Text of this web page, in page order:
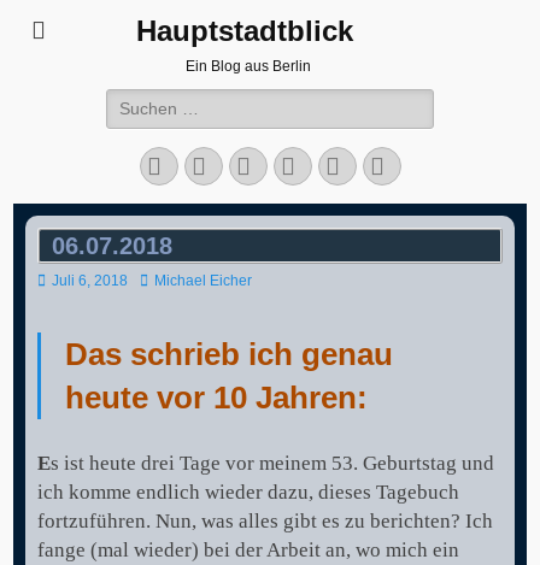
Hauptstadtblick
Ein Blog aus Berlin
Suchen
nach:
Facebook
TwitterLinkedIn
FlickrInstagramVerknüpfung
06.07.2018
Veröffentlicht
Juli 6, 2018 AutorMichael Eicher
Das schrieb ich genau
heute vor 10 Jahren:
Es ist heute drei Tage vor meinem 53. Geburtstag und
ich komme endlich wieder dazu, dieses Tagebuch
fortzuführen. Nun, was alles gibt es zu berichten? Ich
fange (mal wieder) bei der Arbeit an, wo mich ein